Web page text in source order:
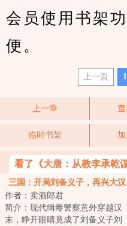
会员使用书架
便。
上一页 1
上一章
临时书架
看了《大唐：从教李承乾
三国：开局刘备义子，再兴大汉
作者：卖酒郎君
简介：现代缉毒警察意外穿越汉
末，睁开眼睛竟成了刘备义子刘